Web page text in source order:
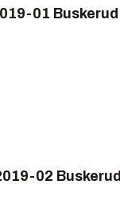
01 Buskerud
02 Buskerud